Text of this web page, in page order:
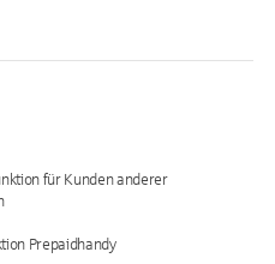
für Kunden anderer
Prepaidhandy